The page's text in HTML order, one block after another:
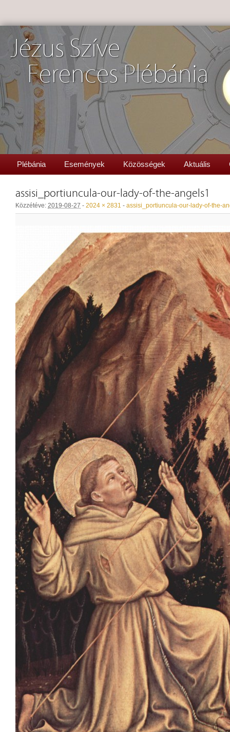
Jézus Szíve
Ferences Plébánia
Plébánia Események Közösségek Aktuális
assisi_portiuncula-our-lady-of-the-angels1
Közzétéve: 2019-08-27 - 2024 × 2831 - assisi_portiuncula-our-lady-of-the-